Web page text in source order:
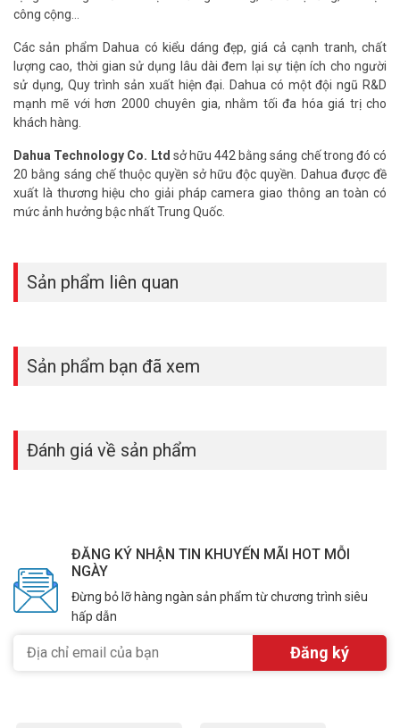
hỗ trợ tốt nhất.
Tham khảo các kênh thông tin khác:
– Facebook:https://www.facebook.com/vuhoangtelecom/
– Youtube:https://www.youtube.com/c/VuhoangTVChannel
– Website: https://vuhoangtelecom.vn/
công cộng…
Các sản phẩm Dahua có kiểu dáng đẹp, giá cả cạnh tranh, chất
lượng cao, thời gian sử dụng lâu dài đem lại sự tiện ích cho người
sử dụng, Quy trình sản xuất hiện đại. Dahua có một đội ngũ R&D
mạnh mẽ với hơn 2000 chuyên gia, nhằm tối đa hóa giá trị cho
khách hàng.
Dahua Technology Co. Ltd sở hữu 442 bằng sáng chế trong đó có
20 bằng sáng chế thuộc quyền sở hữu độc quyền. Dahua được đề
xuất là thương hiệu cho giải pháp camera giao thông an toàn có
mức ảnh hưởng bậc nhất Trung Quốc.
Sản phẩm liên quan
Sản phẩm bạn đã xem
Đánh giá về sản phẩm
ĐĂNG KÝ NHẬN TIN KHUYẾN MÃI HOT MỖI
NGÀY
Đừng bỏ lỡ hàng ngàn sản phẩm từ chương trình siêu
hấp dẫn